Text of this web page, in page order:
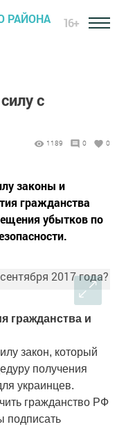
РАЙОНА 16+
с
1189 0 0
законы и
гражданства
убытков по
гражданства и
закон, который
получения
украинцев.
гражданство РФ
подписать